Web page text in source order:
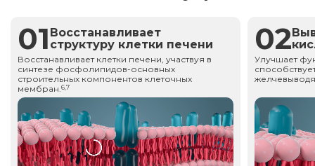
01 Восстанавливает
структуру клетки печени
Восстанавливает клетки печени, участвуя в
синтезе фосфолипидов-основных
строительных компонентов клеточных
мембран.6,7
02
Улучшает